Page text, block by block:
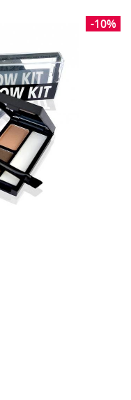
-10%